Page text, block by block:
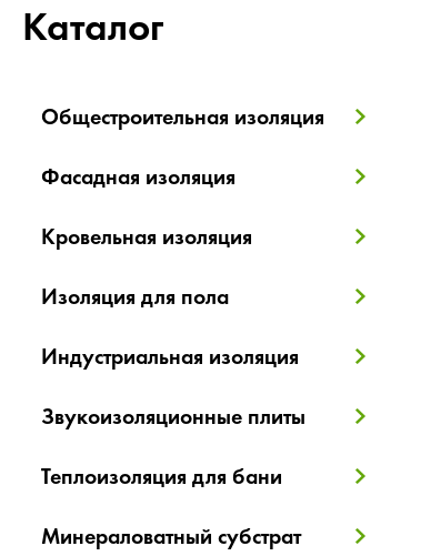
Каталог
Общестроительная изоляция
Фасадная изоляция
Кровельная изоляция
Изоляция для пола
Индустриальная изоляция
Звукоизоляционные плиты
Теплоизоляция для бани
Минераловатный субстрат